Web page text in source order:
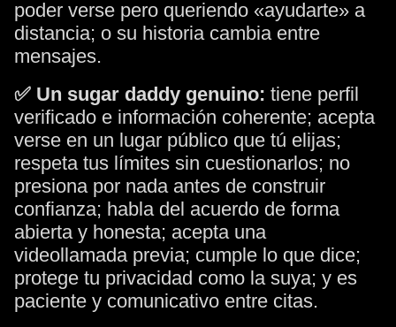
poder verse pero queriendo «ayudarte» a
distancia; o su historia cambia entre
mensajes.
✅ Un sugar daddy genuino: tiene perfil
verificado e información coherente; acepta
verse en un lugar público que tú elijas;
respeta tus límites sin cuestionarlos; no
presiona por nada antes de construir
confianza; habla del acuerdo de forma
abierta y honesta; acepta una
videollamada previa; cumple lo que dice;
protege tu privacidad como la suya; y es
paciente y comunicativo entre citas.